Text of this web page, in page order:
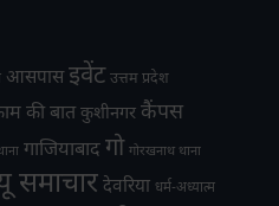
आसपास इवेंट उत्तम प्रदेश
की बात कुशीनगर कैंपस
गाजियाबादगो गोरखनाथ थाना
समाचारदेवरिया धर्म-अध्यात्म